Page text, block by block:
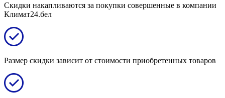
Скидки накапливаются за покупки совершенные в компании
Климат24.бел
Размер скидки зависит от стоимости приобретенных товаров